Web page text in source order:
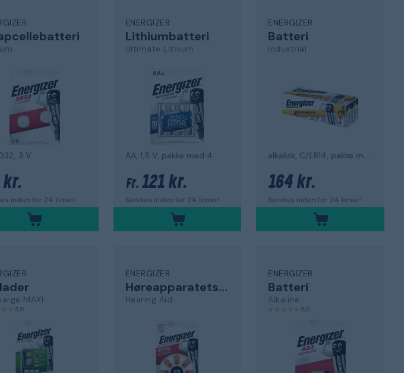
3 V
kr.
inden for 24 timer!
ENERGIZER
Lithiumbatteri
Ultimate Lithium
AA, 1,5 V, pakke med 4
Fr. 121 kr.
Sendes inden for 24 timer!
ENERGIZER
Batteri
Industrial
alkalisk, C/LR14, pakke med 12
164 kr.
Sendes inden for 24 timer!
MAXI
5,0
ENERGIZER
Høreapparatets batteri
Hearing Aid
ENERGIZER
Batteri
Alkaline
5,0